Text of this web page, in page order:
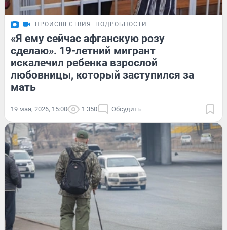
ПРОИСШЕСТВИЯ ПОДРОБНОСТИ
«Я ему сейчас афганскую розу
сделаю». 19-летний мигрант
искалечил ребенка взрослой
любовницы, который заступился за
мать
19 мая, 2026, 15:00 1 350 Обсудить